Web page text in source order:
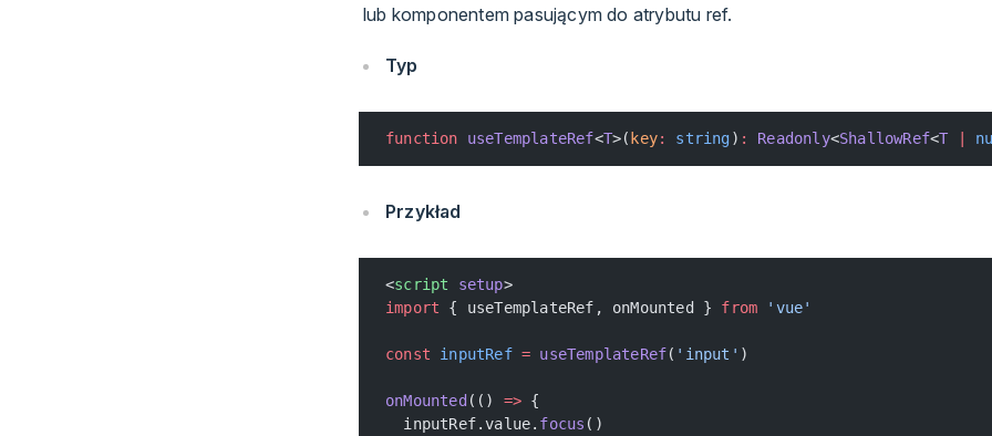
lub komponentem pasującym do atrybutu ref.
Typ
function useTemplateRef<T>( key: string) : Readonly<ShallowRef<T
Przykład
<script setup>
import { useTemplateRef, onMounted } from 'vue'
const inputRef = useTemplateRef( 'input' )
onMounted (() => {
  inputRef.value.
focus ()